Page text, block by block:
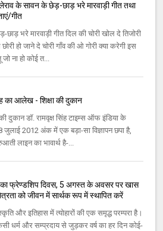
के सावन के छेड़-छाड़ भरे मारवाड़ी गीत तथा
गीत
भरे मारवाड़ी गीत दिल की चोरी खोल दे तिजोरी
हो जाने दे चोरी गाँव की ओ गोरी क्या करेगी इस
ना हो कोई त...
का आलेख - शिक्षा की दुकान
दुकान डॉ. रामवृक्ष सिंह टाइम्स ऑफ इंडिया के
जुलाई 2012 अंक में एक बड़ा-सा विज्ञापन छपा है,
लाइन का भावार्थ है-...
का फ्रेण्‍डशिप दिवस, 5 अगस्‍त के अवसर पर खास
को जीवन में सार्थक रूप में स्‍थापित करें
और इतिहास में त्‍योहारों की एक समृद्ध परम्‍परा है।
धर्म और सम्‍प्रदाय से जुड़कर वर्ष का हर दिन कोई-